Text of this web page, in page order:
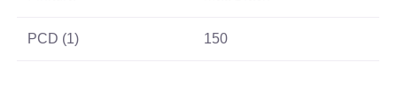
PCD (1) 150